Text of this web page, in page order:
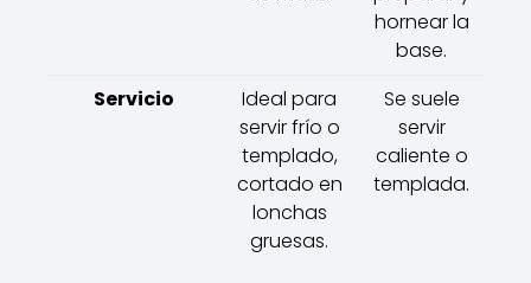
hornear la
base.
Servicio
Ideal para
servir frío o
templado,
cortado en
lonchas
gruesas.
Se suele
servir
caliente o
templada.